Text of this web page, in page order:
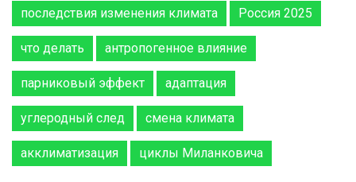
последствия изменения климата Россия 2025
что делать антропогенное влияние
парниковый эффект адаптация
углеродный след смена климата
акклиматизация циклы Миланковича